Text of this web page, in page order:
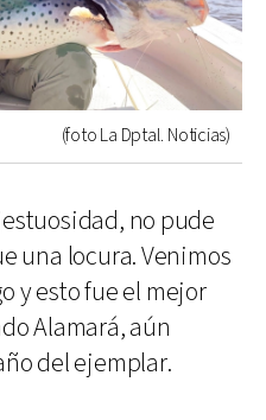
(foto La Dptal. Noticias)
no pude
una locura. Venimos
y esto fue el mejor
Alamará, aún
del ejemplar.